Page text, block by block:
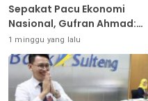
Sepakat Pacu Ekonomi
Nasional, Gufran Ahmad:
Sulteng Siap Ambil Peran
1 minggu yang lalu